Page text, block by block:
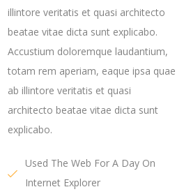
illintore veritatis et quasi architecto
beatae vitae dicta sunt explicabo.
Accustium doloremque laudantium,
totam rem aperiam, eaque ipsa quae
ab illintore veritatis et quasi
architecto beatae vitae dicta sunt
explicabo.
Used The Web For A Day On
Internet Explorer